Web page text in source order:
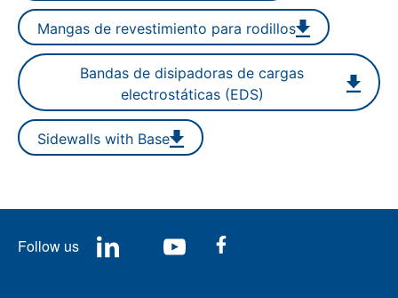
Mangas de revestimiento para rodillos
Bandas de disipadoras de cargas
electrostáticas (EDS)
Sidewalls with Base
Follow us